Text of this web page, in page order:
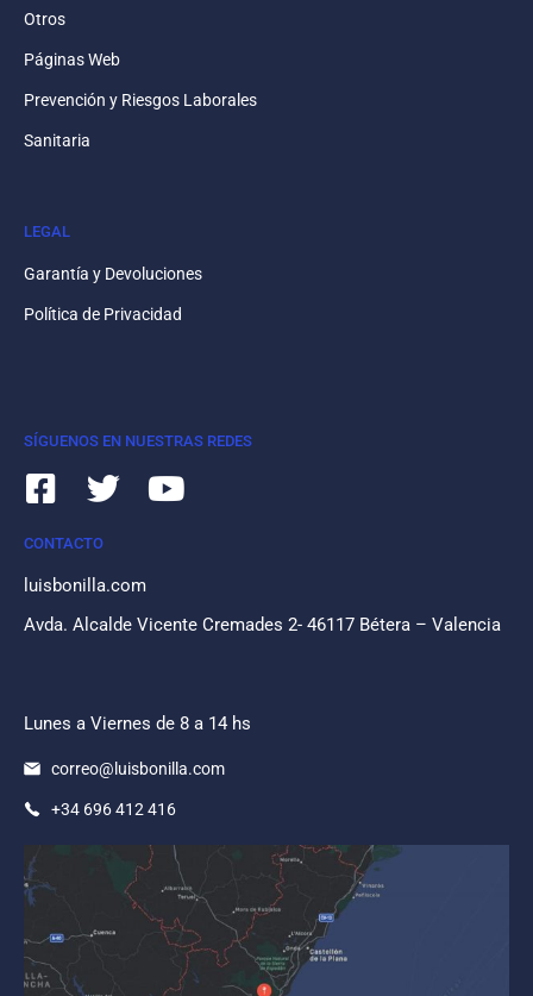
Otros
Páginas Web
Prevención y Riesgos Laborales
Sanitaria
LEGAL
Garantía y Devoluciones
Política de Privacidad
SÍGUENOS EN NUESTRAS REDES
CONTACTO
luisbonilla.com
Avda. Alcalde Vicente Cremades 2- 46117 Bétera – Valencia
Lunes a Viernes de 8 a 14 hs
correo@luisbonilla.com
+34 696 412 416